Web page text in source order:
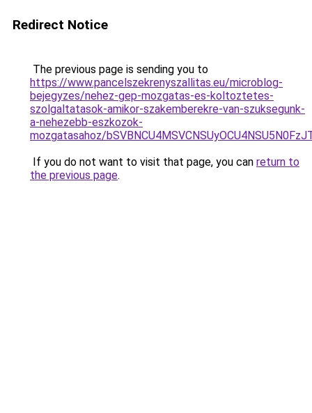
Redirect Notice
The previous page is sending you to
https://www.pancelszekrenyszallitas.eu/microblog-
bejegyzes/nehez-gep-mozgatas-es-koltoztetes-
szolgaltatasok-amikor-szakemberekre-van-szuksegunk-
a-nehezebb-eszkozok-
mozgatasahoz/
If you do not want to visit that page, you can return to
the previous page.